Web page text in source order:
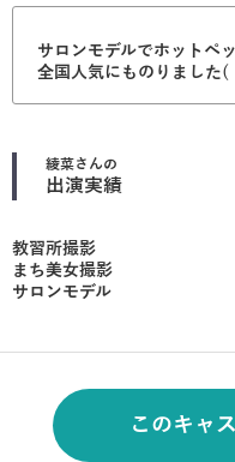
サロンモデルでホットペ
綾菜さんの
出演実績
教習所撮影
まち美女撮影
サロンモデル
このキャ